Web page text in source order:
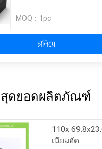
PCB
MOQ： 1pc
চালিয়ে
สุดยอดผลิตภัณฑ์
110x
เนียมอัด